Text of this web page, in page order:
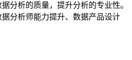
分析的质量，提升分析的专业性。
分析师能力提升、数据产品设计